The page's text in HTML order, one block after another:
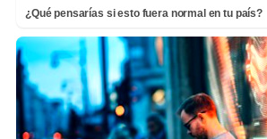
¿Qué pensarías si esto fuera normal en tu país?